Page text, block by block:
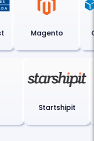
Magento
Startshipit